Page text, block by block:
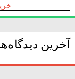
آخرین